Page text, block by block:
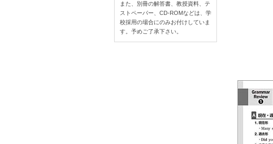
また、別冊の解答書、教授資料、テ
ストペーパー、CD-ROMなどは、学
校採用の場合にのみお付けしていま
す。予めご了承下さい。